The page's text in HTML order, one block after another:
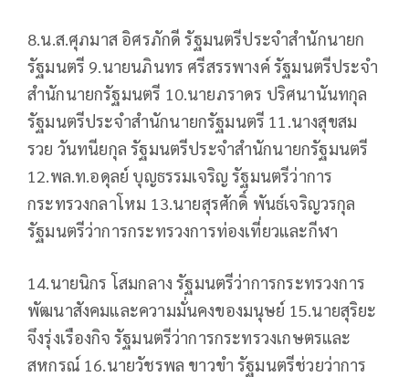
8.น.ส.ศุภมาส อิศรภักดี รัฐมนตรีประจำสำนักนายก
รัฐมนตรี 9.นายนภินทร ศรีสรรพางค์ รัฐมนตรีประจำ
สำนักนายกรัฐมนตรี 10.นายภราดร ปริศนานันทกุล
รัฐมนตรีประจำสำนักนายกรัฐมนตรี 11.นางสุขสม
รวย วันทนียกุล รัฐมนตรีประจำสำนักนายกรัฐมนตรี
12.พล.ท.อดุลย์ บุญธรรมเจริญ รัฐมนตรีว่าการ
กระทรวงกลาโหม 13.นายสุรศักดิ์ พันธ์เจริญวรกุล
รัฐมนตรีว่าการกระทรวงการท่องเที่ยวและกีฬา
14.นายนิกร โสมกลาง รัฐมนตรีว่าการกระทรวงการ
พัฒนาสังคมและความมั่นคงของมนุษย์ 15.นายสุริยะ
จึงรุ่งเรืองกิจ รัฐมนตรีว่าการกระทรวงเกษตรและ
สหกรณ์ 16.นายวัชรพล ขาวขำ รัฐมนตรีช่วยว่าการ